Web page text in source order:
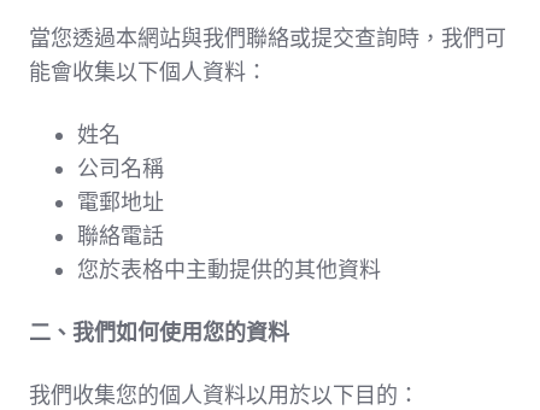
當您透過本網站與我們聯絡或提交查詢時，我們可
能會收集以下個人資料：
姓名
公司名稱
電郵地址
聯絡電話
您於表格中主動提供的其他資料
二、我們如何使用您的資料
我們收集您的個人資料以用於以下目的：